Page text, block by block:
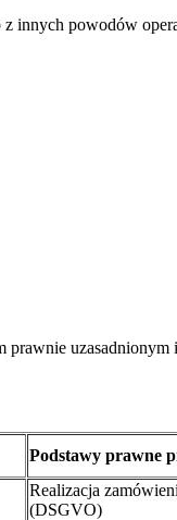
innych powodów
prawnie
Podstawy prawne
Realizacja
(DSGVO)